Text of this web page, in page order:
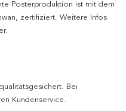
Posterproduktion ist mit dem
zertifiziert. Weitere Infos
Bei
Kundenservice.